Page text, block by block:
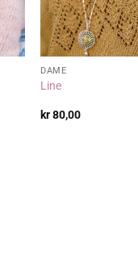
DAME
Line
kr80,00